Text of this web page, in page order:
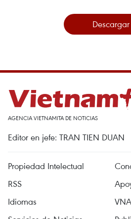
Descargar
AGENCIA VIETNAMITA DE NOTICIAS
Editor en jefe: TRAN TIEN DUAN
Propiedad Intelectual
RSS
Idiomas
VNA